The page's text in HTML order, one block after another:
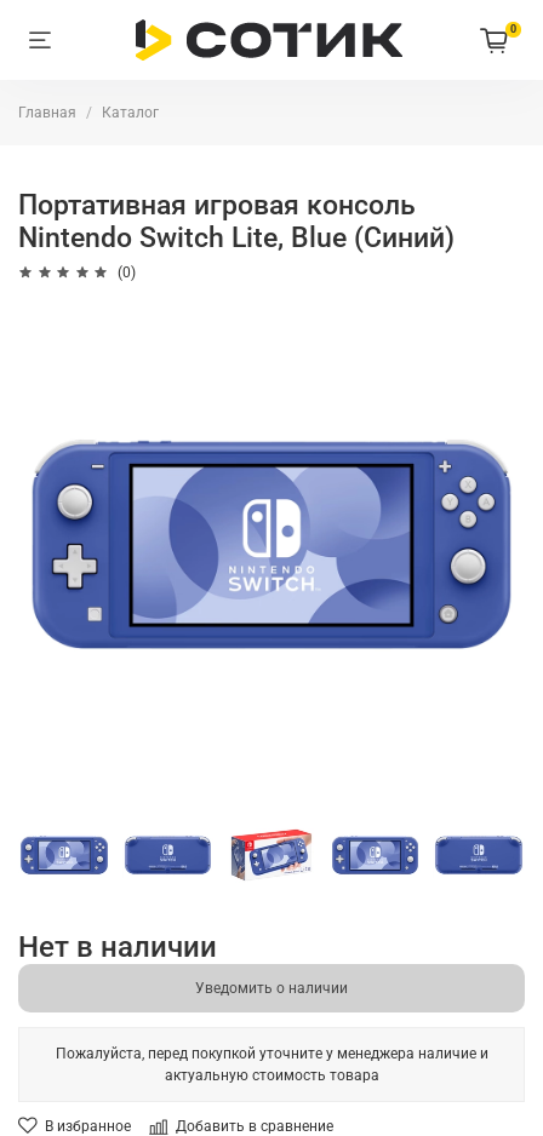
0
Главная Каталог
Портативная игровая консоль
Nintendo Switch Lite, Blue (Синий)
(0)
В избранное Добавить в сравнение
Нет в наличии
Уведомить о наличии
Пожалуйста, перед покупкой уточните у менеджера наличие и
актуальную стоимость товара